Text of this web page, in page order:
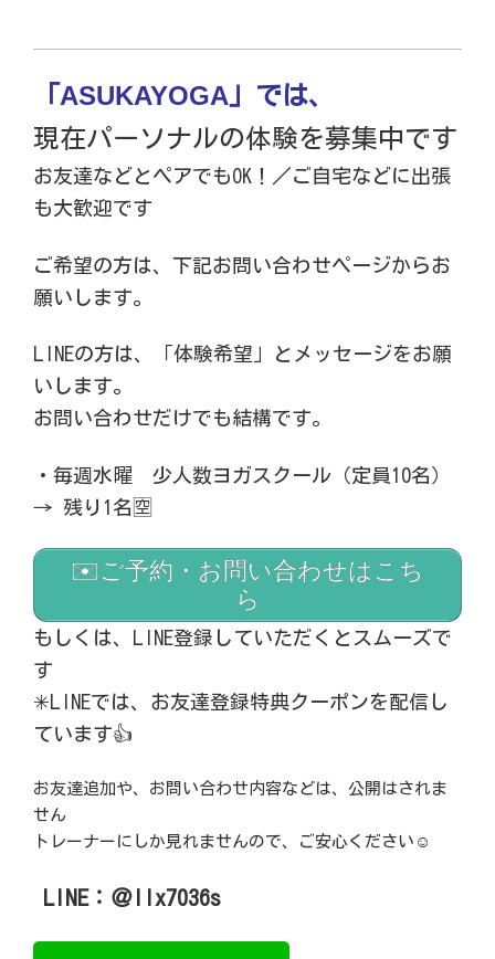
ASUKAYOGA 」では、
現在パーソナルの体験を募集中です
お友達などとペアでもOK！／ご自宅などに出張
も大歓迎です
ご希望の方は、下記お問い合わせページからお
願いします。
LINEの方は、「体験希望」とメッセージをお願
いします。
お問い合わせだけでも結構です。
・毎週水曜 少人数ヨガスクール（定員10名）
→ 残り1名🈳
✉️ご予約・お問い合わせはこち
ら
もしくは、LINE登録していただくとスムーズで
す
✳︎LINEでは、お友達登録特典クーポンを配信し
ています👍
お友達追加や、お問い合わせ内容などは、公開はされま
せん
トレーナーにしか見れませんので、ご安心ください ☺️
LINE：＠llx7036s